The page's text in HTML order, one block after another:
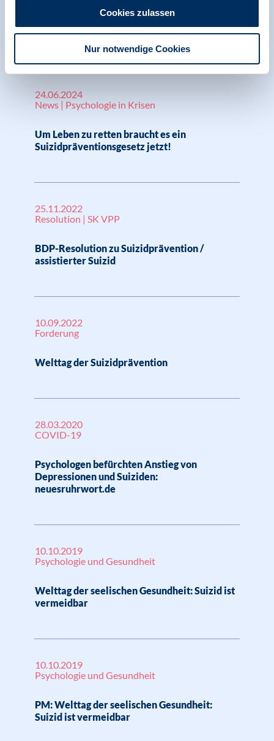
Cookies zulassen
Nur notwendige Cookies
Eckpunkte für eine gesetzliche Verankerung
der Suizidprävention
24.06.2024
News | Psychologie in Krisen
Um Leben zu retten braucht es ein
Suizidpräventionsgesetz jetzt!
25.11.2022
Resolution | SK VPP
BDP-Resolution zu Suizidprävention /
assistierter Suizid
10.09.2022
Forderung
Welttag der Suizidprävention
28.03.2020
COVID-19
Psychologen befürchten Anstieg von
Depressionen und Suiziden:
neuesruhrwort.de
10.10.2019
Psychologie und Gesundheit
Welttag der seelischen Gesundheit: Suizid ist
vermeidbar
10.10.2019
Psychologie und Gesundheit
PM: Welttag der seelischen Gesundheit:
Suizid ist vermeidbar